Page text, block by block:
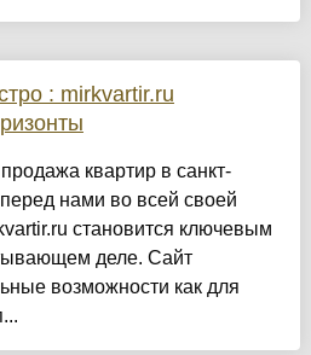
: mirkvartir.ru
квартир в санкт-
нами во всей своей
становится ключевым
деле. Сайт
возможности как для